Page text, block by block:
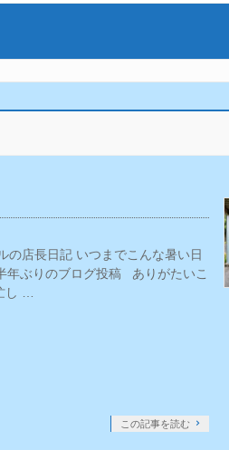
の店長日記 いつまでこんな暑い日
年ぶりのブログ投稿 ありがたいこ
し …
この記事を読む